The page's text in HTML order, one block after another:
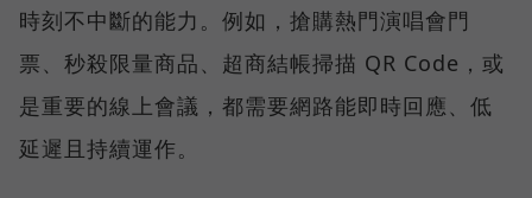
時刻不中斷的能力。例如，搶購熱門演唱會門
票、秒殺限量商品、超商結帳掃描 QR Code，或
是重要的線上會議，都需要網路能即時回應、低
延遲且持續運作。